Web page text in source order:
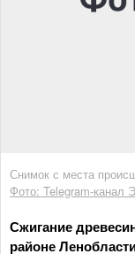
Снимок с места
Фото: Telegram-канал
Сжигание
районе